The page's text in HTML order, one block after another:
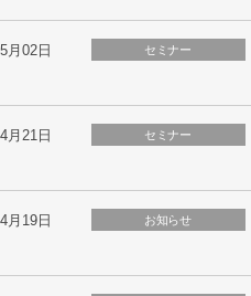
月02日 セミナー
月21日 セミナー
月19日 お知らせ